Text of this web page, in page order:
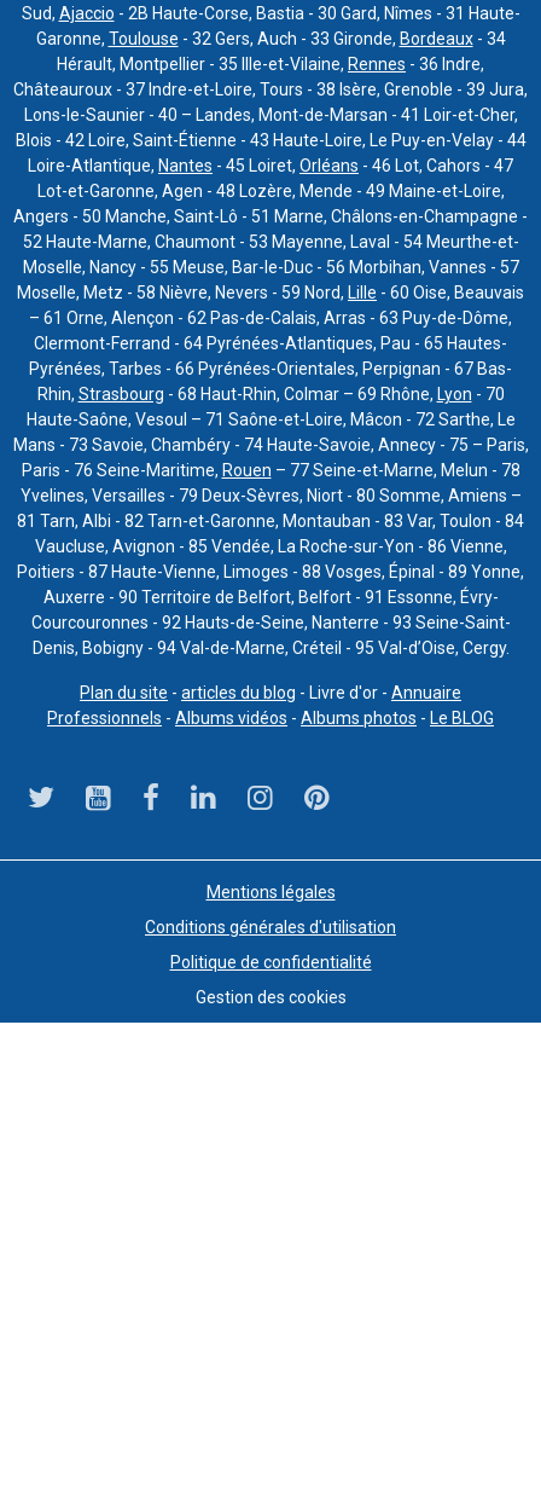
Sud, Ajaccio - 2B Haute-Corse, Bastia - 30 Gard, Nîmes - 31 Haute-
Garonne, Toulouse - 32 Gers, Auch - 33 Gironde, Bordeaux- 34
Hérault, Montpellier - 35 Ille-et-Vilaine, Rennes - 36 Indre,
Châteauroux - 37 Indre-et-Loire, Tours - 38 Isère, Grenoble - 39 Jura,
Lons-le-Saunier - 40 – Landes, Mont-de-Marsan - 41 Loir-et-Cher,
Blois - 42 Loire, Saint-Étienne - 43 Haute-Loire, Le Puy-en-Velay - 44
Loire-Atlantique, Nantes - 45 Loiret, Orléans - 46 Lot, Cahors - 47
Lot-et-Garonne, Agen - 48 Lozère, Mende - 49 Maine-et-Loire,
Angers - 50 Manche, Saint-Lô - 51 Marne, Châlons-en-Champagne -
52 Haute-Marne, Chaumont - 53 Mayenne, Laval - 54 Meurthe-et-
Moselle, Nancy - 55 Meuse, Bar-le-Duc - 56 Morbihan, Vannes - 57
Moselle, Metz - 58 Nièvre, Nevers - 59 Nord, Lille - 60 Oise, Beauvais
– 61 Orne, Alençon - 62 Pas-de-Calais, Arras - 63 Puy-de-Dôme,
Clermont-Ferrand - 64 Pyrénées-Atlantiques, Pau - 65 Hautes-
Pyrénées, Tarbes - 66 Pyrénées-Orientales, Perpignan - 67 Bas-
Rhin, Strasbourg - 68 Haut-Rhin, Colmar – 69 Rhône, Lyon - 70
Haute-Saône, Vesoul – 71 Saône-et-Loire, Mâcon - 72 Sarthe, Le
Mans - 73 Savoie, Chambéry - 74 Haute-Savoie, Annecy - 75 – Paris,
Paris - 76 Seine-Maritime, Rouen – 77 Seine-et-Marne, Melun - 78
Yvelines, Versailles - 79 Deux-Sèvres, Niort - 80 Somme, Amiens –
81 Tarn, Albi - 82 Tarn-et-Garonne, Montauban - 83 Var, Toulon - 84
Vaucluse, Avignon - 85 Vendée, La Roche-sur-Yon - 86 Vienne,
Poitiers - 87 Haute-Vienne, Limoges - 88 Vosges, Épinal - 89 Yonne,
Auxerre - 90 Territoire de Belfort, Belfort - 91 Essonne, Évry-
Courcouronnes - 92 Hauts-de-Seine, Nanterre - 93 Seine-Saint-
Denis, Bobigny - 94 Val-de-Marne, Créteil - 95 Val-d’Oise, Cergy.
Plan du site - articles du blog - Livre d'or - Annuaire
Professionnels - Albums vidéos - Albums photos - Le BLOG
Mentions légales
Conditions générales d'utilisation
Politique de confidentialité
Gestion des cookies